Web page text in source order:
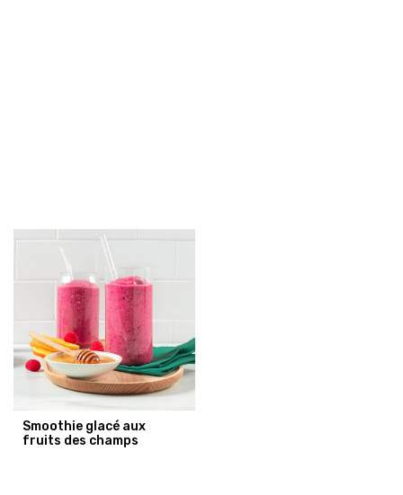
Smoothie glacé aux
fruits des champs